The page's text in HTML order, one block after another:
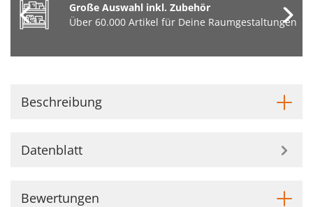
Große Auswahl inkl. Zubehör
Über 60.000 Artikel für Deine Raumgestaltungen
Beschreibung
Datenblatt
Bewertungen